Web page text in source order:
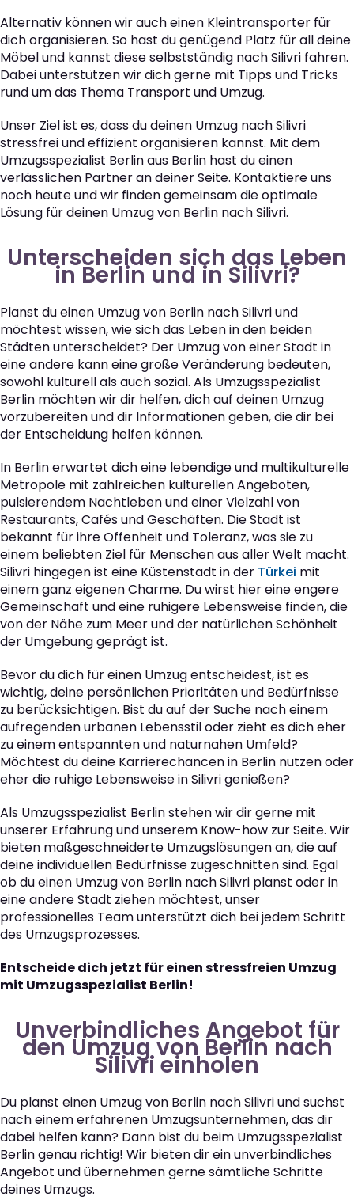
Alternativ können wir auch einen Kleintransporter für
dich organisieren. So hast du genügend Platz für all deine
Möbel und kannst diese selbstständig nach Silivri fahren.
Dabei unterstützen wir dich gerne mit Tipps und Tricks
rund um das Thema Transport und Umzug.
Unser Ziel ist es, dass du deinen Umzug nach Silivri
stressfrei und effizient organisieren kannst. Mit dem
Umzugsspezialist Berlin aus Berlin hast du einen
verlässlichen Partner an deiner Seite. Kontaktiere uns
noch heute und wir finden gemeinsam die optimale
Lösung für deinen Umzug von Berlin nach Silivri.
Unterscheiden sich das Leben
in Berlin und in Silivri?
Planst du einen Umzug von Berlin nach Silivri und
möchtest wissen, wie sich das Leben in den beiden
Städten unterscheidet? Der Umzug von einer Stadt in
eine andere kann eine große Veränderung bedeuten,
sowohl kulturell als auch sozial. Als Umzugsspezialist
Berlin möchten wir dir helfen, dich auf deinen Umzug
vorzubereiten und dir Informationen geben, die dir bei
der Entscheidung helfen können.
In Berlin erwartet dich eine lebendige und multikulturelle
Metropole mit zahlreichen kulturellen Angeboten,
pulsierendem Nachtleben und einer Vielzahl von
Restaurants, Cafés und Geschäften. Die Stadt ist
bekannt für ihre Offenheit und Toleranz, was sie zu
einem beliebten Ziel für Menschen aus aller Welt macht.
Silivri hingegen ist eine Küstenstadt in der Türkei mit
einem ganz eigenen Charme. Du wirst hier eine engere
Gemeinschaft und eine ruhigere Lebensweise finden, die
von der Nähe zum Meer und der natürlichen Schönheit
der Umgebung geprägt ist.
Bevor du dich für einen Umzug entscheidest, ist es
wichtig, deine persönlichen Prioritäten und Bedürfnisse
zu berücksichtigen. Bist du auf der Suche nach einem
aufregenden urbanen Lebensstil oder zieht es dich eher
zu einem entspannten und naturnahen Umfeld?
Möchtest du deine Karrierechancen in Berlin nutzen oder
eher die ruhige Lebensweise in Silivri genießen?
Als Umzugsspezialist Berlin stehen wir dir gerne mit
unserer Erfahrung und unserem Know-how zur Seite. Wir
bieten maßgeschneiderte Umzugslösungen an, die auf
deine individuellen Bedürfnisse zugeschnitten sind. Egal
ob du einen Umzug von Berlin nach Silivri planst oder in
eine andere Stadt ziehen möchtest, unser
professionelles Team unterstützt dich bei jedem Schritt
des Umzugsprozesses.
Entscheide dich jetzt für einen stressfreien Umzug
mit Umzugsspezialist Berlin!
Unverbindliches Angebot für
den Umzug von Berlin nach
Silivri einholen
Du planst einen Umzug von Berlin nach Silivri und suchst
nach einem erfahrenen Umzugsunternehmen, das dir
dabei helfen kann? Dann bist du beim Umzugsspezialist
Berlin genau richtig! Wir bieten dir ein unverbindliches
Angebot und übernehmen gerne sämtliche Schritte
deines Umzugs.